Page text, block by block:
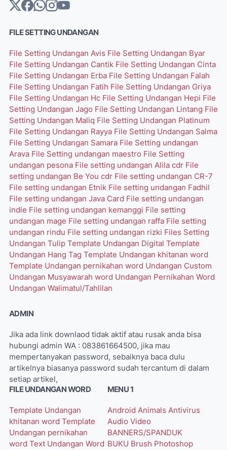
FILE SETTING UNDANGAN
File Setting Undangan Avis File Setting Undangan Byar
File Setting Undangan Cantik File Setting Undangan Cinta
File Setting Undangan Erba File Setting Undangan Falah
File Setting Undangan Fatih File Setting Undangan Griya
File Setting Undangan Hc File Setting Undangan Hepi File
Setting Undangan Jago File Setting Undangan Lintang File
Setting Undangan Maliq File Setting Undangan Platinum
File Setting Undangan Rayya File Setting Undangan Salma
File Setting Undangan Samara File Setting undangan
Arava File Setting undangan maestro File Setting
undangan pesona File setting undangan Alila cdr File
setting undangan Be You cdr File setting undangan CR-7
File setting undangan Etnik File setting undangan Fadhil
File setting undangan Java Card File setting undangan
indie File setting undangan kemanggi File setting
undangan mage File setting undangan raffa File setting
undangan rindu File setting undangan rizki Files Setting
Undangan Tulip Template Undangan Digital Template
Undangan Hang Tag Template Undangan khitanan word
Template Undangan pernikahan word Undangan Custom
Undangan Musyawarah word Undangan Pernikahan Word
Undangan Walimatul/Tahlilan
ADMIN
Jika ada link downlaod tidak aktif atau rusak anda bisa
hubungi admin WA : 083861664500, jika mau
mempertanyakan password, sebaiknya baca dulu
artikelnya biasanya password sudah tercantum di dalam
setiap artikel,
FILE UNDANGAN WORD
Template Undangan
khitanan word Template
Undangan pernikahan
word Text Undangan Word
MENU 1
Android Animals Antivirus
Audio Video
BANNERS/SPANDUK
BUKU Brush Photoshop